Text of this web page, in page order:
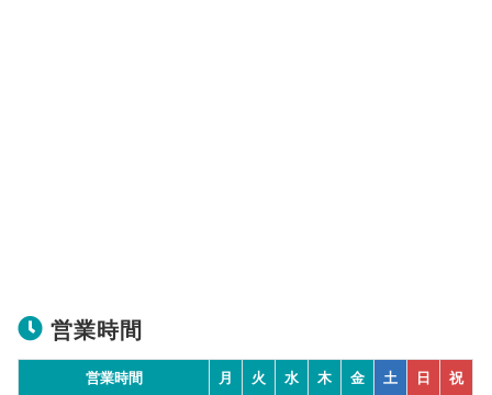
営業時間
営業時間 月 火 水 木 金 土 日 祝